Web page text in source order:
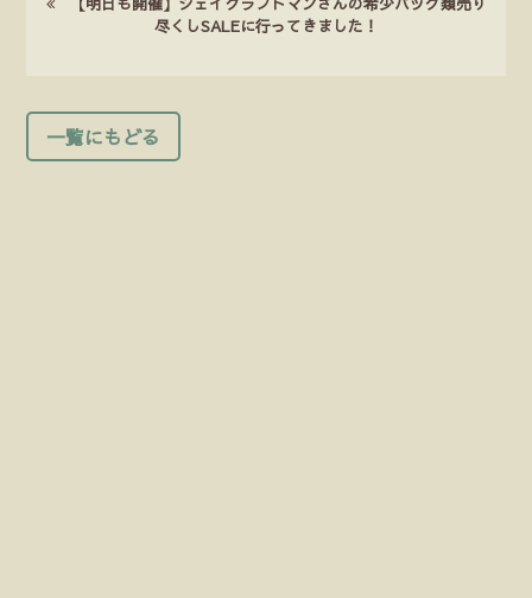
尽くしSALEに行ってきました！
一覧にもどる